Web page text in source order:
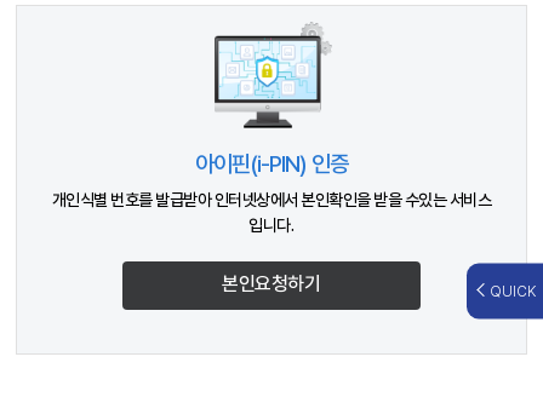
아이핀(i-PIN) 인증
개인식별 번호를 발급받아 인터넷상에서 본인확인을 받을 수있는 서비스
입니다.
본인요청하기 QUICK